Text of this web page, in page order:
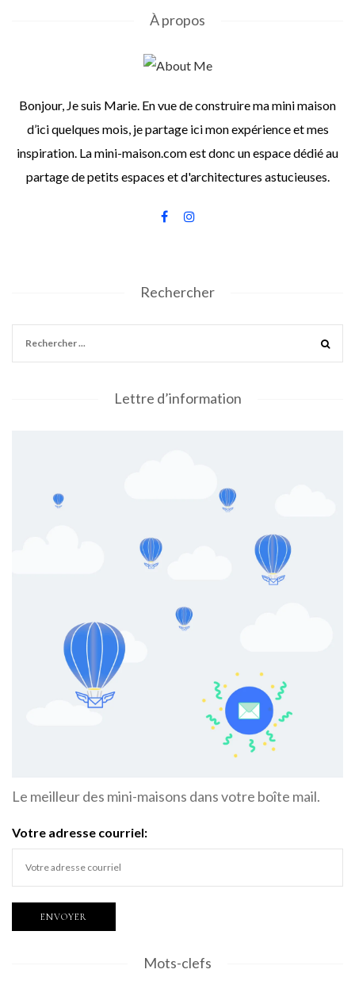
À propos
Bonjour, Je suis Marie. En vue de construire ma mini maison
d’ici quelques mois, je partage ici mon expérience et mes
inspiration. La mini-maison.com est donc un espace dédié au
partage de petits espaces et d'architectures astucieuses.
Rechercher
Lettre d’information
Le meilleur des mini-maisons dans votre boîte mail.
Votre adresse courriel:
Mots-clefs